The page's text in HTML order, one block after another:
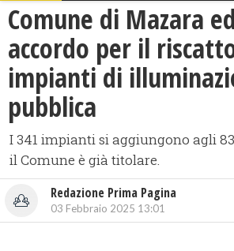
Comune di Mazara
accordo per il
impianti di
pubblica
I 341 impianti si aggiungono agli
il Comune è già titolare.
Redazione Prima Pagina
03 Febbraio 2025 13:01